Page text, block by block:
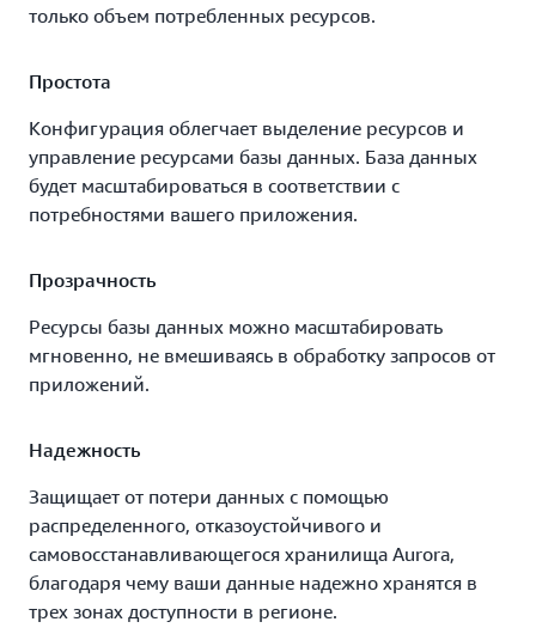
только объем потребленных ресурсов.
Простота
Конфигурация облегчает выделение ресурсов и
управление ресурсами базы данных. База данных
будет масштабироваться в соответствии с
потребностями вашего приложения.
Прозрачность
Ресурсы базы данных можно масштабировать
мгновенно, не вмешиваясь в обработку запросов от
приложений.
Надежность
Защищает от потери данных с помощью
распределенного, отказоустойчивого и
самовосстанавливающегося хранилища Aurora,
благодаря чему ваши данные надежно хранятся в
трех зонах доступности в регионе.